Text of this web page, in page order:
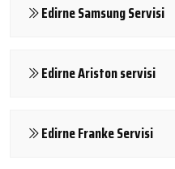
Edirne Samsung Servisi
Edirne Ariston servisi
Edirne Franke Servisi